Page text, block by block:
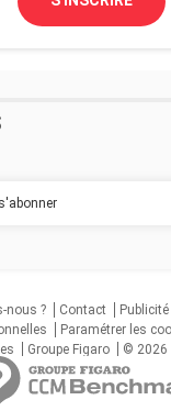
nous ?
Contact Publicité
Paramétrer les
Groupe Figaro © 2026